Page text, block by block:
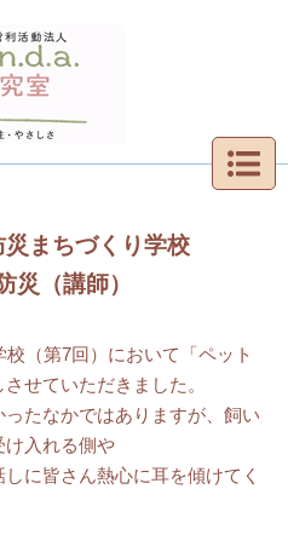
まちづくり学校
災（講師）
（第7回）において「ペット
せていただきました。
たなかではありますが、飼い
け入れる側や
に皆さん熱心に耳を傾けてく